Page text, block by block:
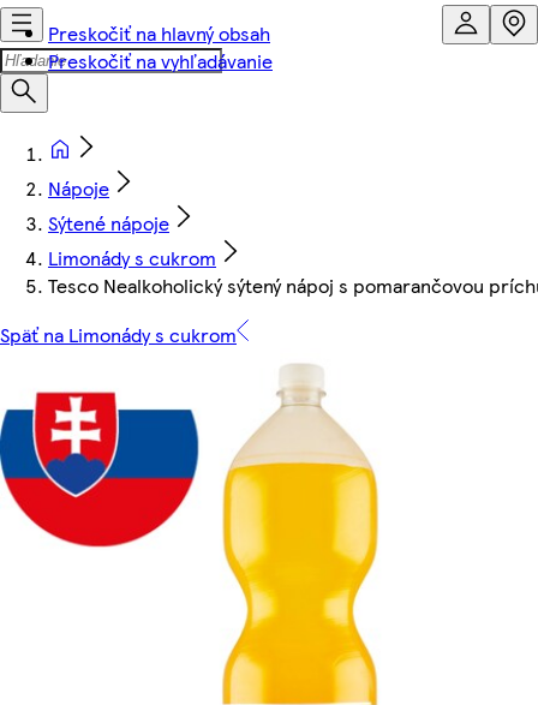
Preskočiť na hlavný obsah
Preskočiť na vyhľadávanie
Nápoje
Sýtené nápoje
Limonády s cukrom
Tesco Nealkoholický sýtený nápoj s pomarančovou
Späť na Limonády s cukrom